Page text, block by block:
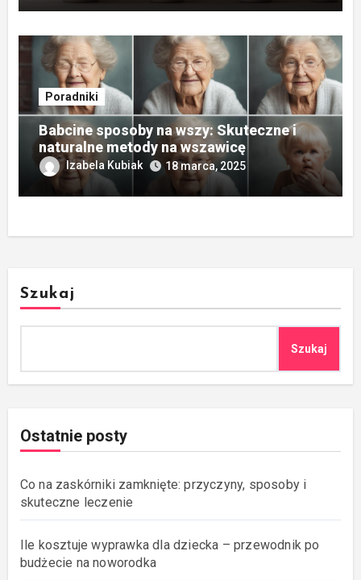
Poradniki
Babcine sposoby na wszy: Skuteczne i
naturalne metody na wszawicę
Izabela Kubiak 18 marca, 2025
Szukaj
Szukaj
Ostatnie posty
Co na zaskórniki zamknięte: przyczyny, sposoby i
skuteczne leczenie
Ile kosztuje wyprawka dla dziecka – przewodnik po
budżecie na noworodka